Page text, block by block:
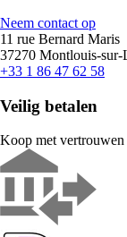
Neem contact op
11 rue Bernard Maris
37270 Montlouis-
+33 1 86 47 62 58
Veilig betalen
Koop met vertrouwen